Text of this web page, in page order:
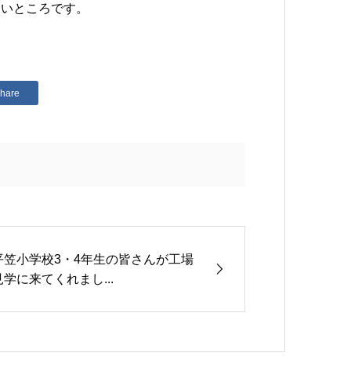
ところです。
笠小学校3・4年生の皆さんが工場
学に来てくれまし...